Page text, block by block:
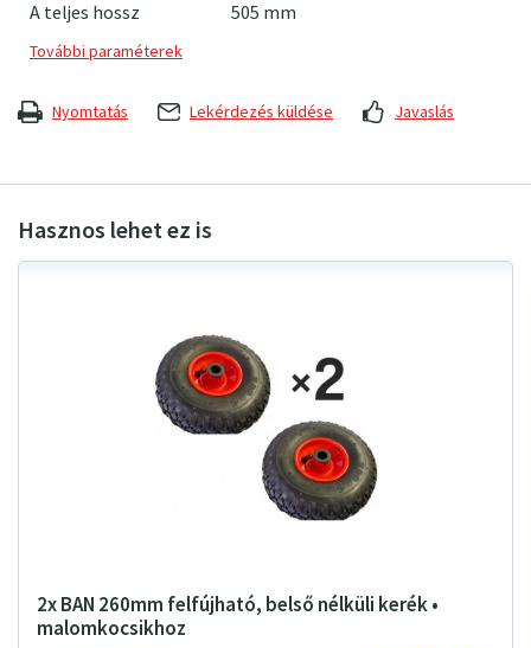
A teljes hossz 505 mm
Nyomtatás Lekérdezés küldése Javaslás
2x BAN 260mm felfújható, belső nélküli kerék •
malomkocsikhoz